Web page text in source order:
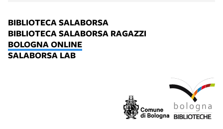
BIBLIOTECA SALABORSA
BIBLIOTECA SALABORSA RAGAZZI
BOLOGNA ONLINE
SALABORSA LAB